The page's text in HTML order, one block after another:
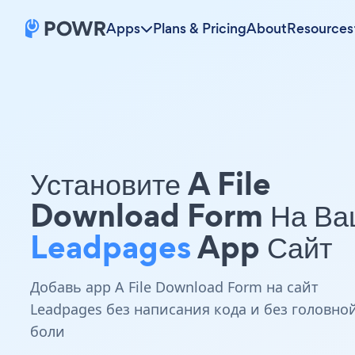
Apps Plans & PricingAboutResources
Установите A File
Download Form На
LeadpagesApp Сайт
Добавь app A File Download Form на сайт
Leadpages без написания кода и без
боли